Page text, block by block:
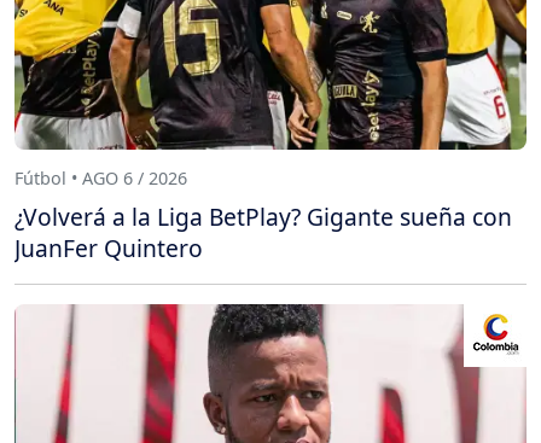
Fútbol • AGO 6 / 2026
¿Volverá a la Liga BetPlay? Gigante sueña con
JuanFer Quintero